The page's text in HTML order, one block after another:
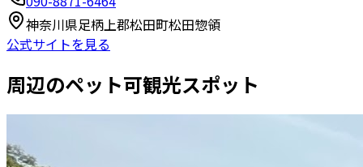
神奈川県足柄上郡松田町松田惣領
公式サイトを見る
周辺のペット可観光スポット